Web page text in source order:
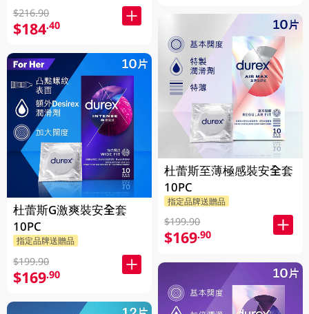
$216.90
$184.40
杜蕾斯G激爽裝安全套
10PC
指定品牌送贈品
$199.90
$169.90
杜蕾斯至薄極感裝安全套
10PC
指定品牌送贈品
$199.90
$169.90